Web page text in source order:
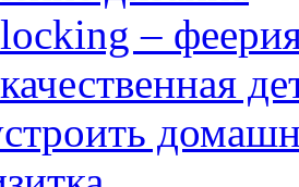
–